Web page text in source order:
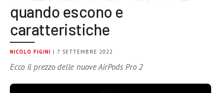
quando escono e
caratteristiche
NICOLO FIGINI | 7 SETTEMBRE 2022
Ecco il prezzo delle nuove AirPods Pro 2